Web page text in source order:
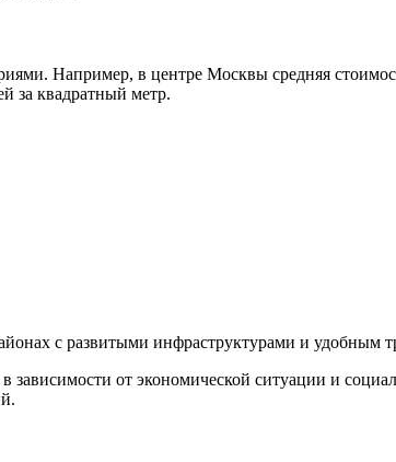
Например, в центре Москвы средняя
за квадратный метр.
с развитыми инфраструктурами и удобным
от экономической ситуации и